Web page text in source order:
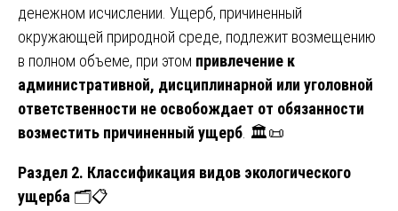
денежном исчислении. Ущерб, причиненный
окружающей природной среде, подлежит возмещению
в полном объеме, при этом привлечение к
административной, дисциплинарной или уголовной
ответственности не освобождает от обязанности
возместить причиненный ущерб . 🏛️📜
Раздел 2. Классификация видов экологического
ущерба 🗂️📋